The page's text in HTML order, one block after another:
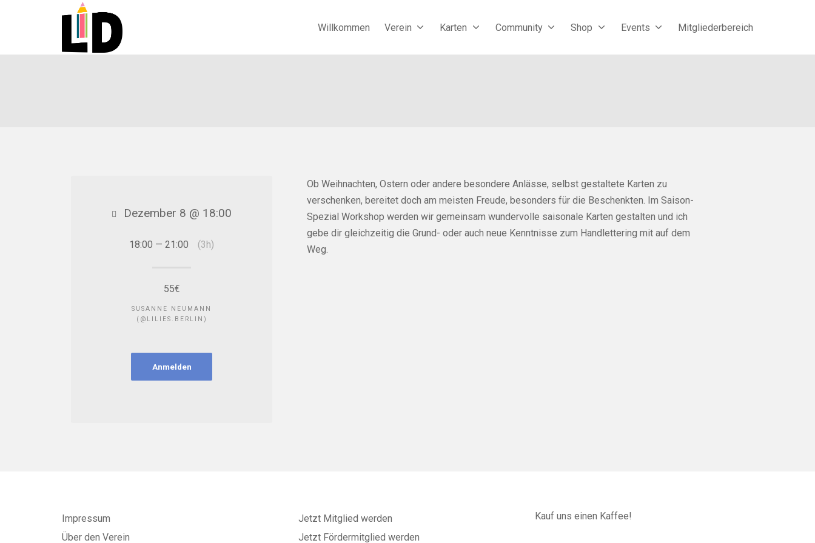
Willkommen Verein Karten Community Shop Events Mitgliederbereich
Ob Weihnachten, Ostern oder andere besondere Anlässe, selbst gestaltete Karten zu
verschenken, bereitet doch am meisten Freude, besonders für die Beschenkten. Im Saison-
Spezial Workshop werden wir gemeinsam wundervolle saisonale Karten gestalten und ich
gebe dir gleichzeitig die Grund- oder auch neue Kenntnisse zum Handlettering mit auf dem
Weg.
Dezember 8 @ 18:00
18:00 — 21:00 (3h)
55€
SUSANNE NEUMANN
(@LILIES.BERLIN)
Anmelden
Impressum
Über den Verein
Jetzt Mitglied werden
Jetzt Fördermitglied werden
Kauf uns einen Kaffee!